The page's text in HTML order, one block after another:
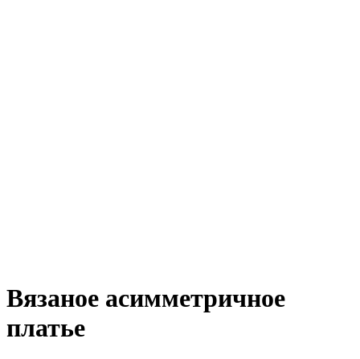
Вязаное асимметричное
платье